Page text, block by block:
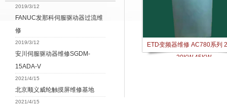
2019/3/12
FANUC发那科伺服驱动器过流维
修
2019/3/12
安川伺服驱动器维修SGDM-
15ADA-V
2021/4/15
北京顺义威纶触摸屏维修基地
2021/4/15
ETD变频器维修 AC780系列
30KW 45KW